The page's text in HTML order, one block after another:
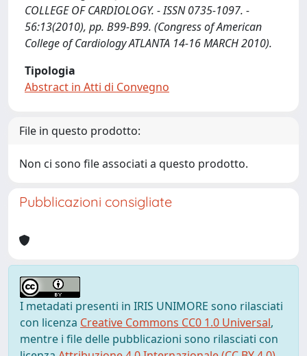
COLLEGE OF CARDIOLOGY. - ISSN 0735-1097. -
56:13(2010), pp. B99-B99. (Congress of American
College of Cardiology ATLANTA 14-16 MARCH 2010).
Tipologia
Abstract in Atti di Convegno
File in questo prodotto:
Non ci sono file associati a questo prodotto.
Pubblicazioni consigliate
I metadati presenti in IRIS UNIMORE sono rilasciati
con licenza Creative Commons CC0 1.0 Universal,
mentre i file delle pubblicazioni sono rilasciati con